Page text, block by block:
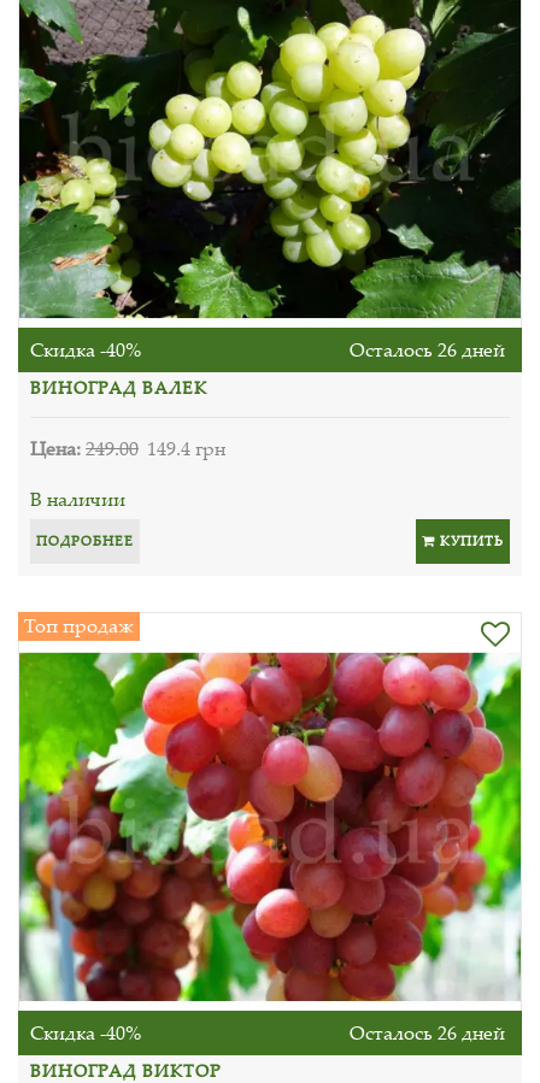
Скидка -40% Осталось 26 дней
ВИНОГРАД ВАЛЕК
Цена:249.00 149.4 грн
В наличии
ПОДРОБНЕЕ КУПИТЬ
Топ продаж
Скидка -40% Осталось 26 дней
ВИНОГРАД ВИКТОР